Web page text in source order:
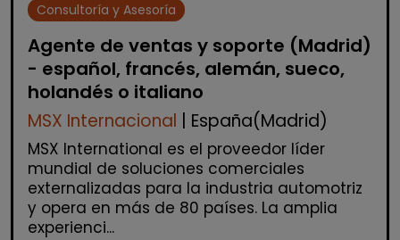
Consultoría y Asesoría
Agente de ventas y soporte (Madrid)
- español, francés, alemán, sueco,
holandés o italiano
MSX Internacional | España(Madrid)
MSX International es el proveedor líder
mundial de soluciones comerciales
externalizadas para la industria automotriz
y opera en más de 80 países. La amplia
experienci...